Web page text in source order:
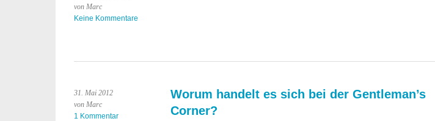
von Marc
Keine Kommentare
31. Mai 2012
von Marc
1 Kommentar
Worum handelt es sich bei der Gentleman’s
Corner?